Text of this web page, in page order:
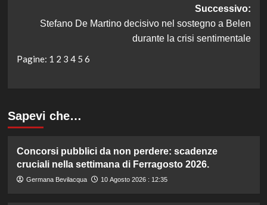
Successivo:
Stefano De Martino decisivo nel sostegno a Belen
durante la crisi sentimentale
Pagine: 1 2 3 4 5 6
Sapevi che…
Concorsi pubblici da non perdere: scadenze
cruciali nella settimana di Ferragosto 2026.
Germana Bevilacqua 10 Agosto 2026 : 12:35